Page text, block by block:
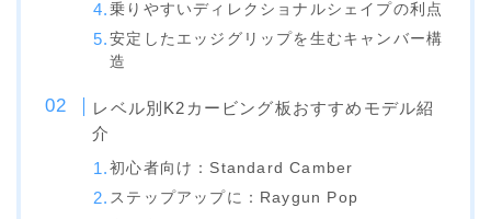
ビンディング
BURTON
DRAKE
乗りやすいディレクショナルシェイプの利点
安定したエッジグリップを生むキャンバー構
造
レベル別K2カービング板おすすめモデル紹
介
初心者向け：Standard Camber
ステップアップに：Raygun Pop